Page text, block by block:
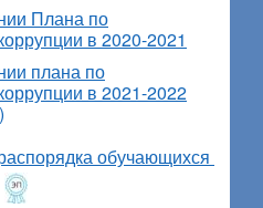
Плана по
в 2020-2021
плана по
в 2021-2022
обучающихся